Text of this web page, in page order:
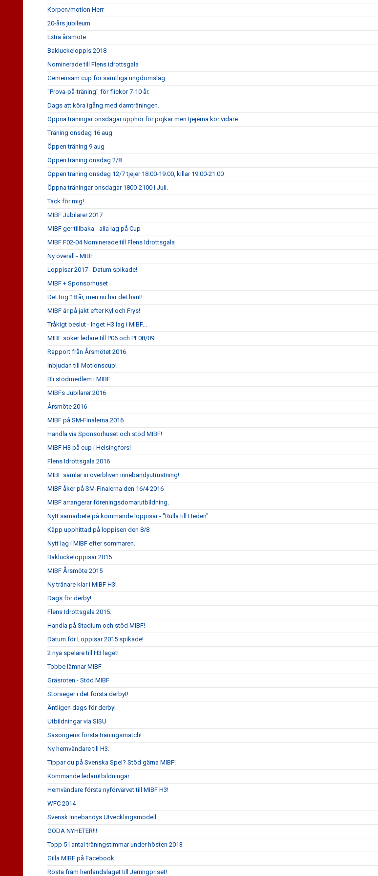
Korpen/motion Herr
20-års jubileum
Extra årsmöte
Bakluckeloppis 2018
Nominerade till Flens idrottsgala
Gemensam cup för samtliga ungdomslag
"Prova-på-träning" för flickor 7-10 år.
Dags att köra igång med damträningen.
Öppna träningar onsdagar upphör för pojkar men tjejerna kör vidare
Träning onsdag 16 aug
Öppen träning 9 aug
Öppen träning onsdag 2/8
Öppen träning onsdag 12/7 tjejer 18.00-19.00, killar 19.00-21.00
Öppna träningar onsdagar 1800-2100 i Juli.
Tack för mig!
MIBF Jubilarer 2017
MIBF ger tillbaka - alla lag på Cup
MIBF F02-04 Nominerade till Flens Idrottsgala
Ny overall - MIBF
Loppisar 2017 - Datum spikade!
MIBF + Sponsorhuset
Det tog 18 år, men nu har det hänt!
MIBF är på jakt efter Kyl och Frys!
Tråkigt beslut - Inget H3 lag i MIBF...
MIBF söker ledare till P06 och PF08/09
Rapport från Årsmötet 2016
Inbjudan till Motionscup!
Bli stödmedlem i MIBF
MIBFs Jubilarer 2016
Årsmöte 2016
MIBF på SM-Finalerna 2016
Handla via Sponsorhuset och stöd MIBF!
MIBF H3 på cup i Helsingfors!
Flens Idrottsgala 2016
MIBF samlar in överbliven innebandyutrustning!
MIBF åker på SM-Finalerna den 16/4 2016
MIBF arrangerar föreningsdomarutbildning.
Nytt samarbete på kommande loppisar - "Rulla till Heden"
Käpp upphittad på loppisen den 8/8
Nytt lag i MIBF efter sommaren.
Bakluckeloppisar 2015
MIBF Årsmöte 2015
Ny tränare klar i MIBF H3!
Dags för derby!
Flens Idrottsgala 2015.
Handla på Stadium och stöd MIBF!
Datum för Loppisar 2015 spikade!
2 nya spelare till H3 laget!
Tobbe lämnar MIBF
Gräsroten - Stöd MIBF
Storseger i det första derbyt!
Äntligen dags för derby!
Utbildningar via SISU
Säsongens första träningsmatch!
Ny hemvändare till H3.
Tippar du på Svenska Spel? Stöd gärna MIBF!
Kommande ledarutbildningar
Hemvändare första nyförvärvet till MIBF H3!
WFC 2014
Svensk Innebandys Utvecklingsmodell
GODA NYHETER!!!
Topp 5 i antal träningstimmar under hösten 2013
Gilla MIBF på Facebook
Rösta fram herrlandslaget till Jerringpriset!